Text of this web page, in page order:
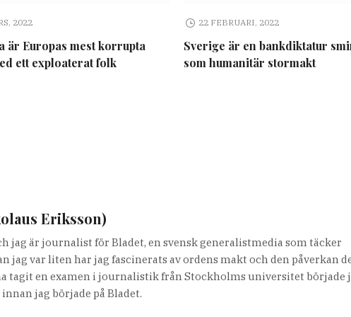
2022
är Europas mest korrupta
ett exploaterat folk
22 FEBRUARI, 2022
Sverige är en bankdiktatur
som humanitär stormakt
Eriksson)
jag är journalist för Bladet, en svensk generalistmedia som täcker
jag var liten har jag fascinerats av ordens makt och den påverkan
tagit en examen i journalistik från Stockholms universitet började
jag började på Bladet.